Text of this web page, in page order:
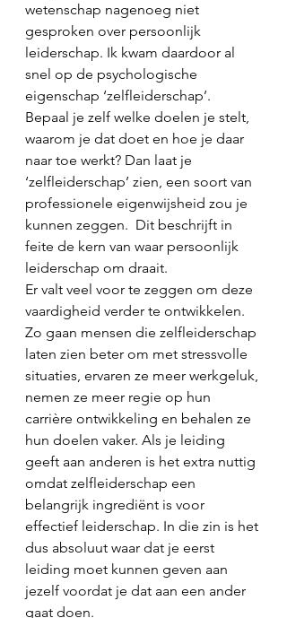
wetenschap nagenoeg niet
gesproken over persoonlijk
leiderschap. Ik kwam daardoor al
snel op de psychologische
eigenschap ‘zelfleiderschap’.
Bepaal je zelf welke doelen je stelt,
waarom je dat doet en hoe je daar
naar toe werkt? Dan laat je
‘zelfleiderschap’ zien, een soort van
professionele eigenwijsheid zou je
kunnen zeggen.  Dit beschrijft in
feite de kern van waar persoonlijk
leiderschap om draait.
Er valt veel voor te zeggen om deze
vaardigheid verder te ontwikkelen.
Zo gaan mensen die zelfleiderschap
laten zien beter om met stressvolle
situaties, ervaren ze meer werkgeluk,
nemen ze meer regie op hun
carrière ontwikkeling en behalen ze
hun doelen vaker. Als je leiding
geeft aan anderen is het extra nuttig
omdat zelfleiderschap een
belangrijk ingrediënt is voor
effectief leiderschap. In die zin is het
dus absoluut waar dat je eerst
leiding moet kunnen geven aan
jezelf voordat je dat aan een ander
gaat doen.